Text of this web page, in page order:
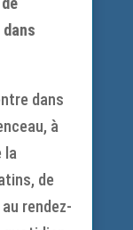
dans
à
la
de
rendez-